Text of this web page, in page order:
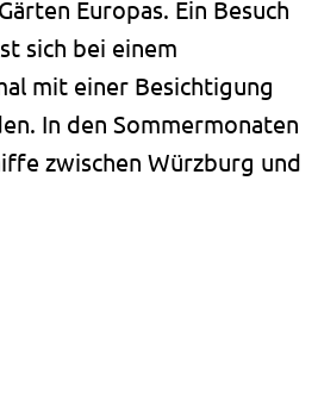
Europas. Ein Besuch
sich bei einem
mit einer Besichtigung
In den Sommermonaten
zwischen Würzburg und